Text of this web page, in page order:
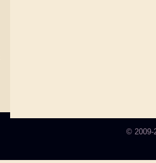
© 2009-